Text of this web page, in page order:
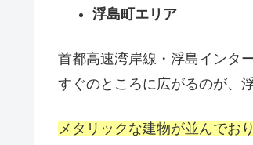
浮島町エリア
首都高速湾岸線・浮島インタ
すぐのところに広がるのが、
メタリックな建物が並んでお